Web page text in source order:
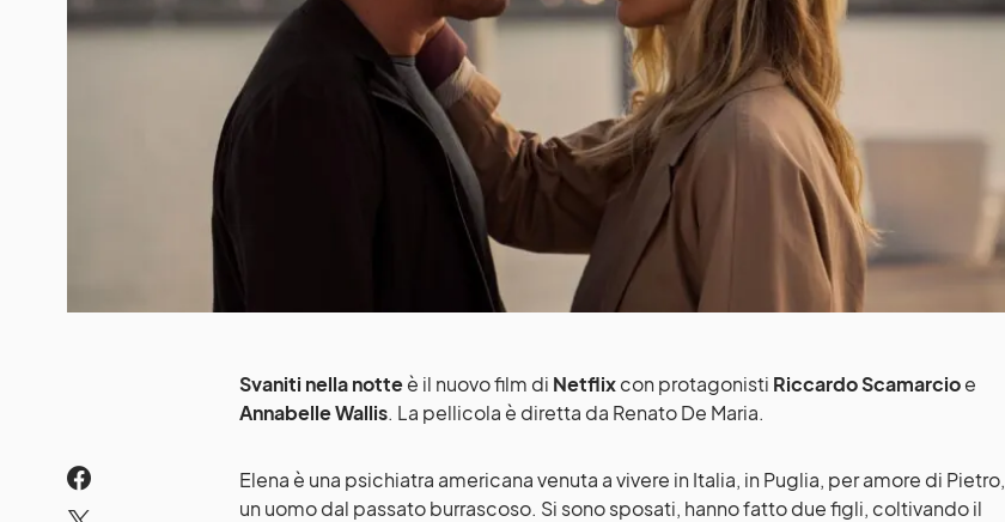
Svaniti nella notteè il nuovo film di Netflixcon protagonisti Riccardo Scamarcioe
Annabelle Wallis. La pellicola è diretta da Renato De Maria.
Elena è una psichiatra americana venuta a vivere in Italia, in Puglia, per amore di Pietro,
un uomo dal passato burrascoso. Si sono sposati, hanno fatto due figli, coltivando il